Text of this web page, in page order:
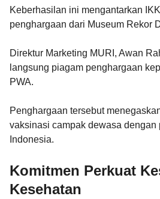
Keberhasilan ini mengantarkan
penghargaan dari Museum Rekor
Direktur Marketing MURI, Awan
langsung piagam penghargaan
PWA.
Penghargaan tersebut
vaksinasi campak dewasa dengan
Indonesia.
Komitmen Perkuat
Kesehatan